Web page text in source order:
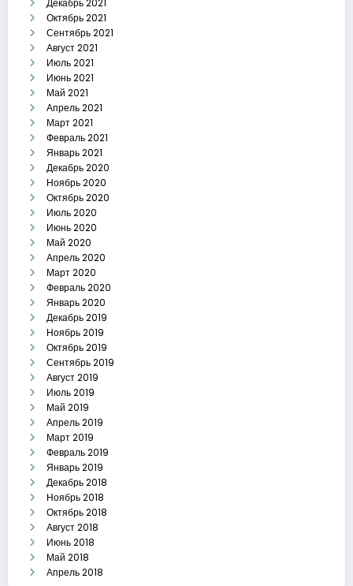
Декабрь 2021
Октябрь 2021
Сентябрь 2021
Август 2021
Июль 2021
Июнь 2021
Май 2021
Апрель 2021
Март 2021
Февраль 2021
Январь 2021
Декабрь 2020
Ноябрь 2020
Октябрь 2020
Июль 2020
Июнь 2020
Май 2020
Апрель 2020
Март 2020
Февраль 2020
Январь 2020
Декабрь 2019
Ноябрь 2019
Октябрь 2019
Сентябрь 2019
Август 2019
Июль 2019
Май 2019
Апрель 2019
Март 2019
Февраль 2019
Январь 2019
Декабрь 2018
Ноябрь 2018
Октябрь 2018
Август 2018
Июнь 2018
Май 2018
Апрель 2018